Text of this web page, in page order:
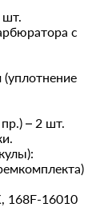
шт.
с
– 2 шт.
168F-16010